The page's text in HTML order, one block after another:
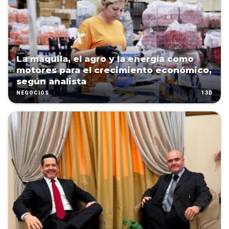
La maquila, el agro y la energía como
motores para el crecimiento económico,
según analista
NEGOCIOS 13D